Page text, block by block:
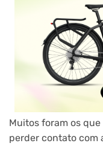
Muitos foram os
perder contato com